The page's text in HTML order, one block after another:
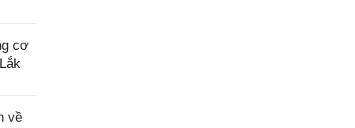
cơ
về